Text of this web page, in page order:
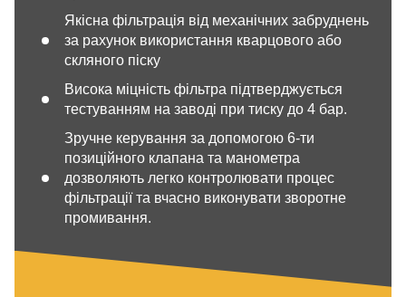
Якісна фільтрація від механічних забруднень
за рахунок використання кварцового або
скляного піску
Висока міцність фільтра підтверджується
тестуванням на заводі при тиску до 4 бар.
Зручне керування за допомогою 6-ти
позиційного клапана та манометра
дозволяють легко контролювати процес
фільтрації та вчасно виконувати зворотне
промивання.